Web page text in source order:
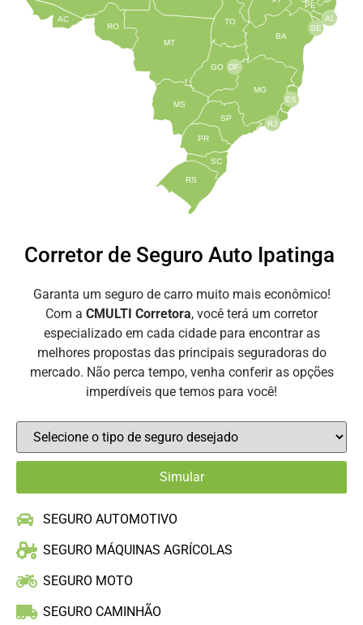
TO
BA
SE
PE
AL
AC
RO
MT
MS
GO
PR
SC
RS
SP
MG
RJ
ES
DF
Corretor de Seguro Auto Ipatinga
Garanta um seguro de carro muito mais econômico!
Com a CMULTI Corretora, você terá um corretor
especializado em cada cidade para encontrar as
melhores propostas das principais seguradoras do
mercado. Não perca tempo, venha conferir as opções
imperdíveis que temos para você!
SEGURO AUTOMOTIVO
SEGURO MÁQUINAS AGRÍCOLAS
SEGURO MOTO
SEGURO CAMINHÃO